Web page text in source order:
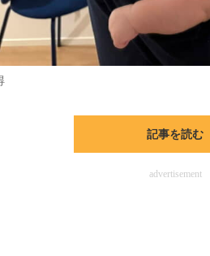
記事を読む
advertisement